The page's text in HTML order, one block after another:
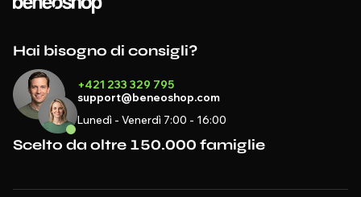
Hai bisogno di consigli?
+421 233 329 795
support@beneoshop.com
Lunedì - Venerdì 7:00 - 16:00
Scelto da oltre 150.000 famiglie